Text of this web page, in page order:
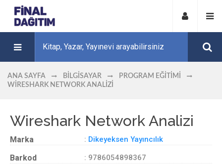
ANA SAYFA BILGISAYAR
PROGRAM EĞITIMI
WIRESHARK NETWORK ANALIZI
Wireshark Network Analizi
Marka : Dikeyeksen Yayıncılık
Barkod : 9786054898367